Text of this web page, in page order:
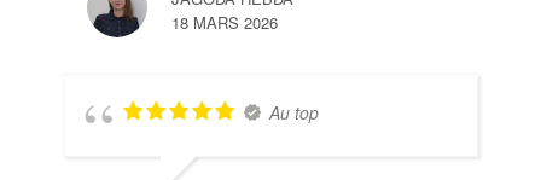
18 MARS 2026
Au top